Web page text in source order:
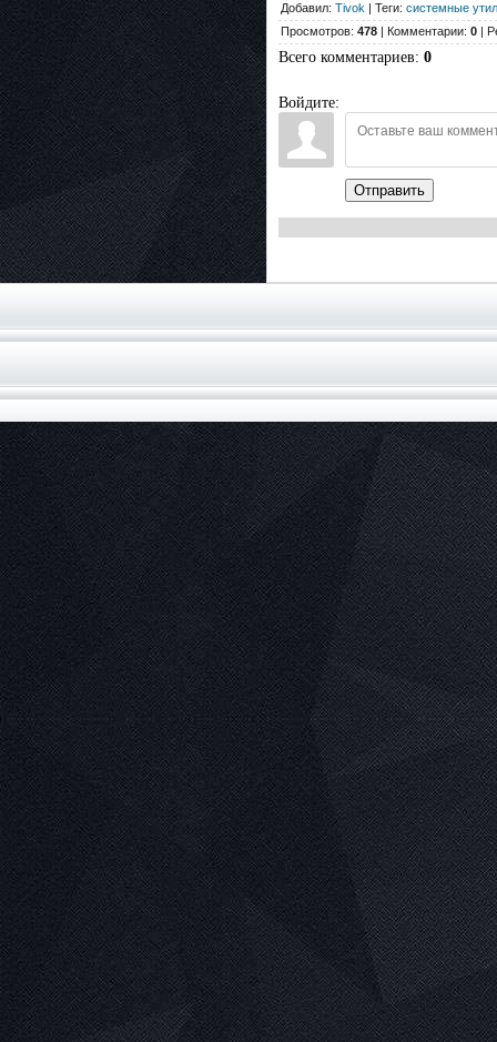
Добавил: Tivok | Теги: системные
Просмотров: 478 | Комментарии: 0 |
Всего комментариев: 0
Войдите:
Отправить